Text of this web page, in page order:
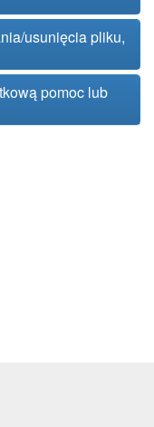
usunięcia pliku,
pomoc lub